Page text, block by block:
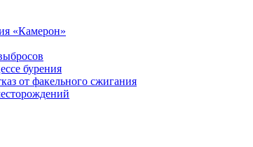
«Камерон»
бурения
от факельного сжигания